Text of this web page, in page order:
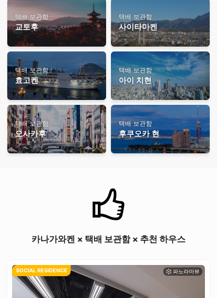
택배 보관함
교토후
택배 보관함
사이타마켄
택배 보관함
효고켄
택배 보관함
아이 치현
택배 보관함
오사카후
택배 보관함
후쿠오카 현
카나가와켄 × 택배 보관함 × 추천 하우스
SOCIAL RESIDENCE